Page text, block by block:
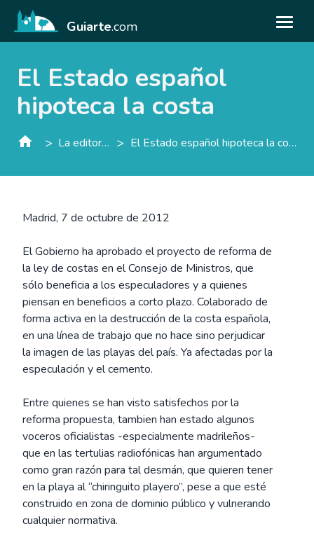
Guiarte.com
El Estado español
hipoteca la costa
> La editorial > El Estado español hipoteca la costa
Madrid, 7 de octubre de 2012
El Gobierno ha aprobado el proyecto de reforma de
la ley de costas en el Consejo de Ministros, que
sólo beneficia a los especuladores y a quienes
piensan en beneficios a corto plazo. Colaborado de
forma activa en la destrucción de la costa española,
en una línea de trabajo que no hace sino perjudicar
la imagen de las playas del país. Ya afectadas por la
especulación y el cemento.
Entre quienes se han visto satisfechos por la
reforma propuesta, tambien han estado algunos
voceros oficialistas -especialmente madrileños-
que en las tertulias radiofónicas han argumentado
como gran razón para tal desmán, que quieren tener
en la playa al “chiringuito playero”, pese a que esté
construido en zona de dominio público y vulnerando
cualquier normativa.